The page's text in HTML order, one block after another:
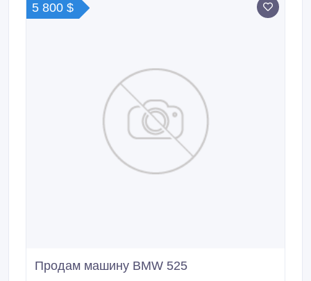
5 800 $
Продам машину BMW 525